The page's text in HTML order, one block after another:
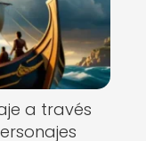
a través